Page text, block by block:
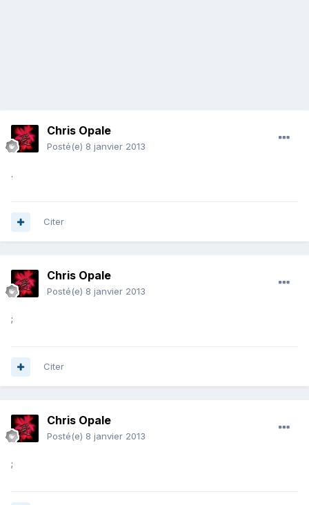
Chris Opale
Posté(e) 8 janvier 2013
.
Citer
Chris Opale
Posté(e) 8 janvier 2013
;
Citer
Chris Opale
Posté(e) 8 janvier 2013
;